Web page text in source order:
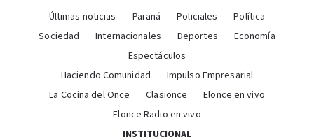
Últimas noticias Paraná Policiales
Política
Sociedad
Internacionales Deportes
Economía
Espectáculos
Haciendo Comunidad
Impulso Empresarial
La Cocina del Once
Clasionce
Elonce en vivo
Elonce Radio en vivo
INSTITUCIONAL